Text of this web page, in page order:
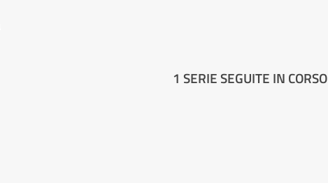
1 SERIE SEGUITE IN CORSO